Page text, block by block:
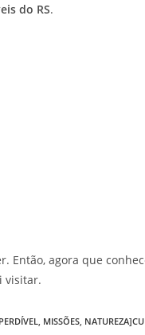
do RS.
Então, agora que
visitar.
MISSÕES